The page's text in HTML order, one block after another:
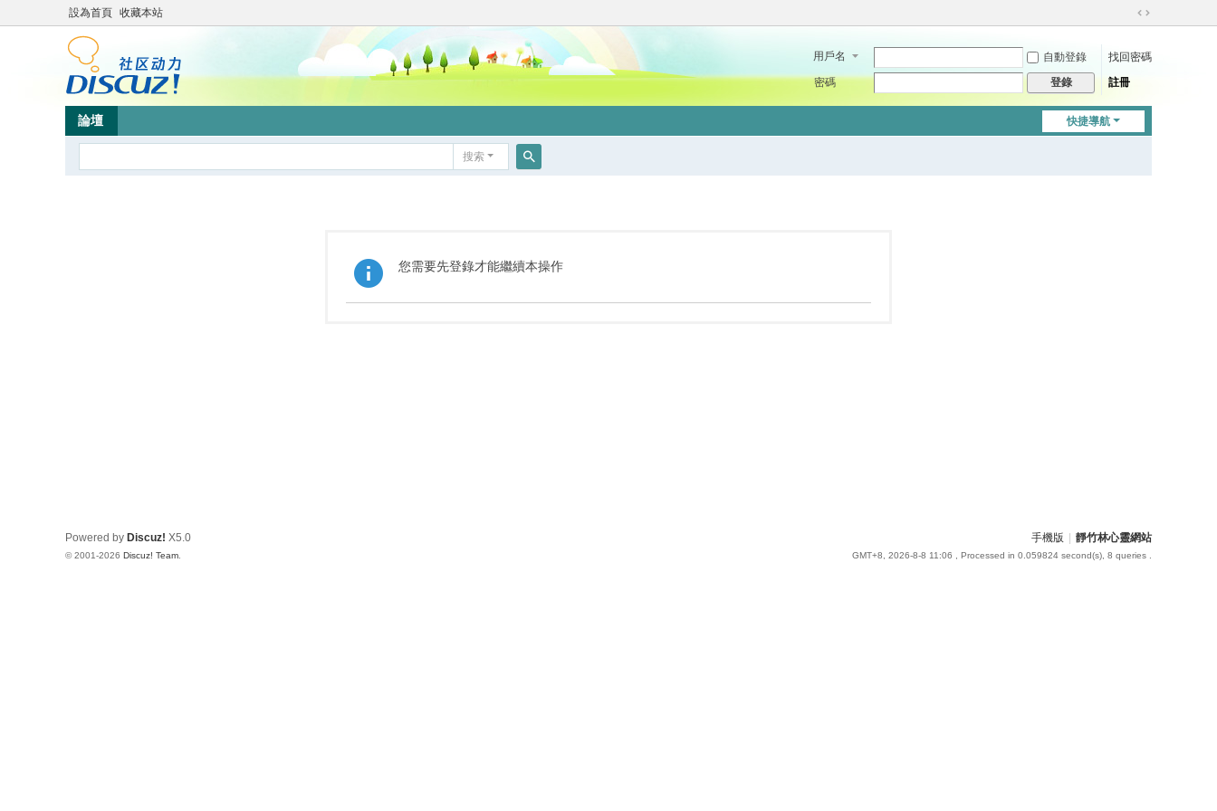
設為首頁 收藏本站
切
到
用戶名 自動登錄
找回密碼
密碼
登錄 註冊
快捷導航
論壇
搜索
您需要先登錄才能繼續本操作
手機版 靜竹林心靈網站
GMT+8, 2026-8-8 11:06 , Processed in 0.059824 second(s), 8 queries .
Powered by Discuz! X5.0
© 2001-2026 Discuz! Team